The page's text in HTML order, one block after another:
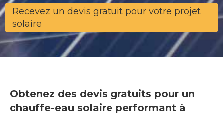
Recevez un devis gratuit pour votre projet
solaire
Obtenez des devis gratuits pour un
chauffe-eau solaire performant à